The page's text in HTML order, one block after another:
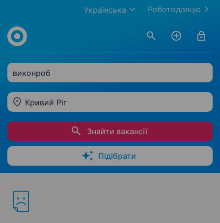
Роботодавцю
Українська
виконроб
Кривий Ріг
Знайти вакансії
Підібрати